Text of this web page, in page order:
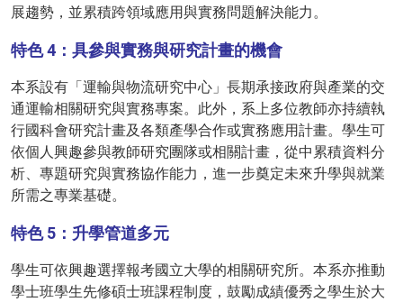
展趨勢，並累積跨領域應用與實務問題解決能力。
特色 4：具參與實務與研究計畫的機會
本系設有「運輸與物流研究中心」長期承接政府與產業的交
通運輸相關研究與實務專案。此外，系上多位教師亦持續執
行國科會研究計畫及各類產學合作或實務應用計畫。學生可
依個人興趣參與教師研究團隊或相關計畫，從中累積資料分
析、專題研究與實務協作能力，進一步奠定未來升學與就業
所需之專業基礎。
特色 5：升學管道多元
學生可依興趣選擇報考國立大學的相關研究所。本系亦推動
學士班學生先修碩士班課程制度，鼓勵成績優秀之學生於大